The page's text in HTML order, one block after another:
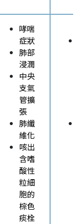
哮喘
症狀
肺部
浸潤
中央
支氣
管擴
張
肺纖
維化
咳出
含嗜
酸性
粒細
胞的
棕色
痰栓